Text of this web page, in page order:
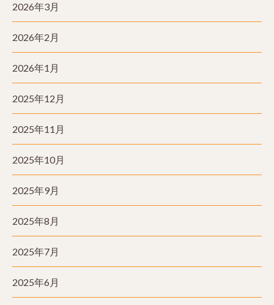
2026年3月
2026年2月
2026年1月
2025年12月
2025年11月
2025年10月
2025年9月
2025年8月
2025年7月
2025年6月